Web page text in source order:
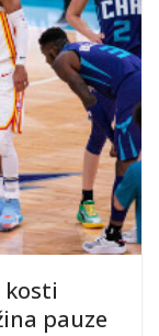
kosti
pauze